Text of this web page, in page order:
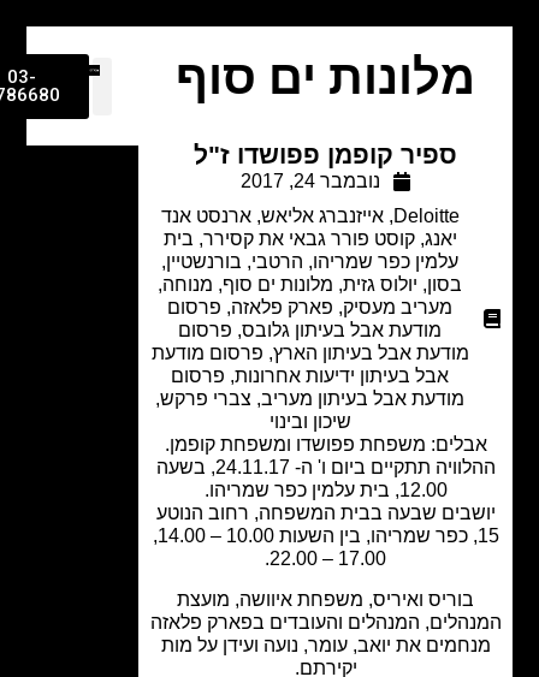
מלונות ים סוף
ספיר קופמן פפושדו ז"ל
נובמבר 24, 2017
Deloitte
,אייזנברג אליאש,ארנסט אנד
יאנג, קוסט פורר גבאי את קסירר, בית
עלמין כפר שמריהו ,הרטבי, בורנשטיין,
יולוס גזית,מלונות ים סוף, מנוחה,
מעריב מעסיק, פארק פלאזה, פרסום
מודעת אבל בעיתון גלובס, פרסום
מודעת אבל בעיתון הארץ,פרסום מודעת
אבל בעיתון ידיעות אחרונות,פרסום
מודעת אבל בעיתון מעריב, צברי פרקש,
שיכון ובינוי
משפחת פפושדו ומשפחת קופמן.
ההלוויה תתקיים ביום ו' ה- 24.11.17, בשעה
שבעה בבית המשפחה, רחוב הנוטע
15, כפר שמריהו, בין השעות 10.00 – 14.00,
בוריס ואיריס, משפחת איוושה, מועצת
המנהלים והעובדים בפארק פלאזה
את יואב, עומר, נועה ועידן על מות
03-
9786680